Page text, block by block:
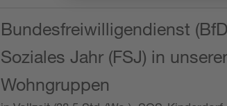
Bundesfreiwilligendienst
Soziales Jahr (FSJ) in
Wohngruppen